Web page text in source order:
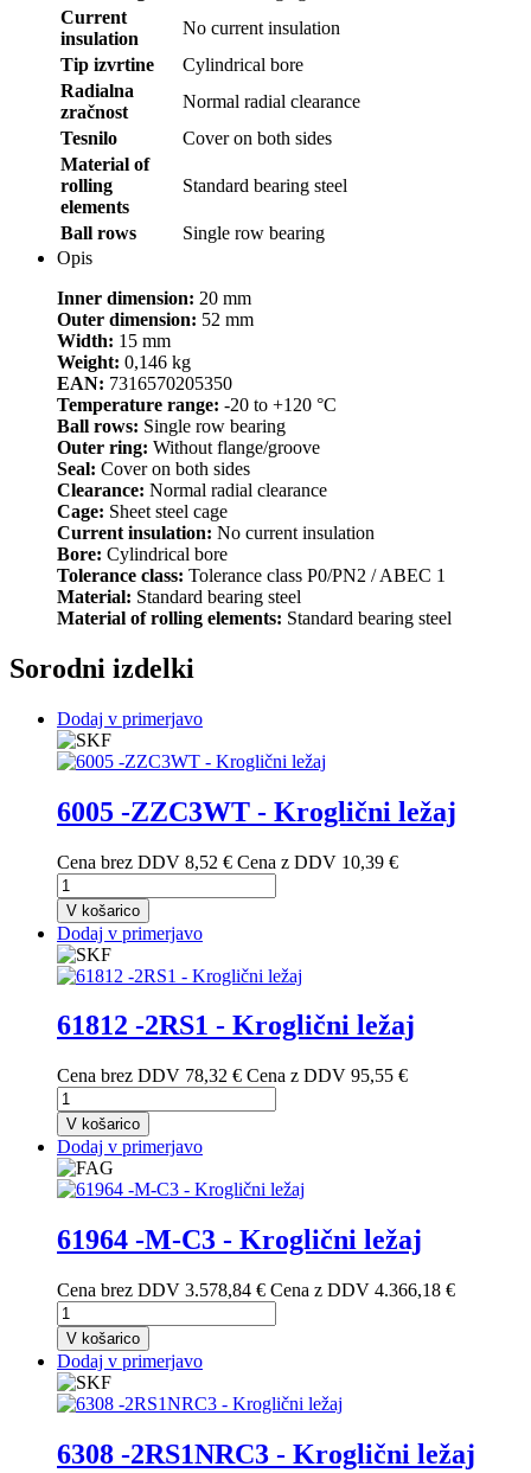
Current
insulation
No current insulation
Tip izvrtine
Cylindrical bore
Radialna
zračnost
Normal radial clearance
Tesnilo
Cover on both sides
Material of
rolling
elements
Standard bearing steel
Ball rows
Single row bearing
Opis
Inner dimension: 20 mm
Outer dimension: 52 mm
Width: 15 mm
Weight: 0,146 kg
EAN: 7316570205350
Temperature range: -20 to +120 °C
Ball rows: Single row bearing
Outer ring: Without flange/groove
Seal: Cover on both sides
Clearance: Normal radial clearance
Cage: Sheet steel cage
Current insulation: No current insulation
Bore: Cylindrical bore
Tolerance class: Tolerance class P0/PN2 / ABEC 1
Material: Standard bearing steel
Material of rolling elements: Standard bearing steel
Sorodni izdelki
Dodaj v primerjavo
6005 -ZZC3WT - Kroglični ležaj
Cena brez DDV 8,52 € Cena z DDV 10,39 €
V košarico
Dodaj v primerjavo
61812 -2RS1 - Kroglični ležaj
Cena brez DDV 78,32 € Cena z DDV 95,55 €
V košarico
Dodaj v primerjavo
61964 -M-C3 - Kroglični ležaj
Cena brez DDV 3.578,84 € Cena z DDV 4.366,18 €
V košarico
Dodaj v primerjavo
6308 -2RS1NRC3 - Kroglični ležaj